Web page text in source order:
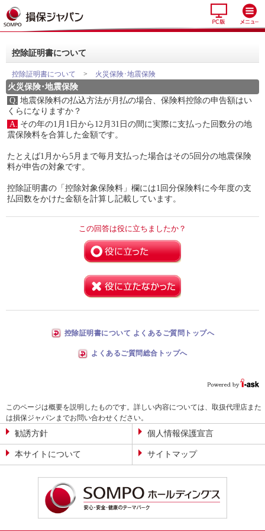
控除証明書について
控除証明書について > 火災保険･地震保険
火災保険･地震保険
Q. 地震保険料の払込方法が月払の場合、保険料控除の申告額はい
くらになりますか？
A. その年の1月1日から12月31日の間に実際に支払った回数分の地
震保険料を合算した金額です。
たとえば1月から5月まで毎月支払った場合はその5回分の地震保険
料が申告の対象です。
控除証明書の「控除対象保険料」欄には1回分保険料に今年度の支
払回数をかけた金額を計算し記載しています。
この回答は役に立ちましたか？
控除証明書について よくあるご質問トップへ
よくあるご質問総合トップへ
このページは概要を説明したものです。詳しい内容については、取扱代理店また
は損保ジャパンまでお問い合わせください。
勧誘方針 個人情報保護宣言
本サイトについて サイトマップ